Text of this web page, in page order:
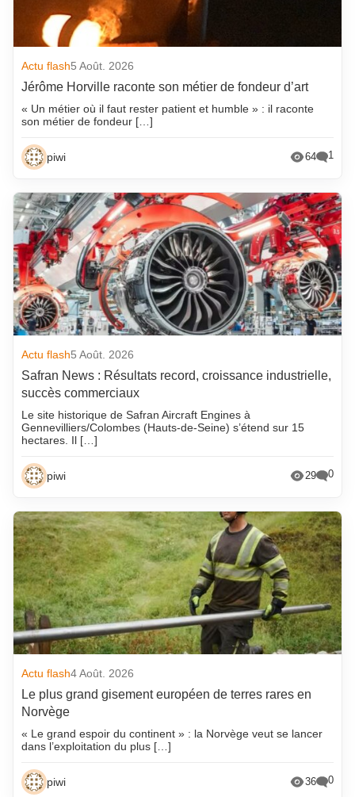
Actu flash5 Août. 2026
Jérôme Horville raconte son métier de fondeur d’art
« Un métier où il faut rester patient et humble » : il raconte
son métier de fondeur […]
piwi 64 1
Actu flash5 Août. 2026
Safran News : Résultats record, croissance industrielle,
succès commerciaux
Le site historique de Safran Aircraft Engines à
Gennevilliers/Colombes (Hauts-de-Seine) s’étend sur 15
hectares. Il […]
piwi 29 0
Actu flash4 Août. 2026
Le plus grand gisement européen de terres rares en
Norvège
« Le grand espoir du continent » : la Norvège veut se lancer
dans l’exploitation du plus […]
piwi 36 0